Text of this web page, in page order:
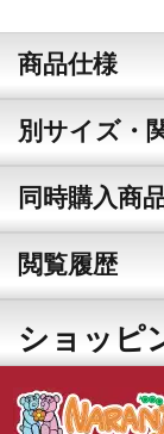
商品仕様
別サイズ・
同時購入商
閲覧履歴
ショッピ